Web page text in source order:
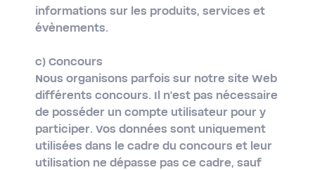
informations sur les produits, services et
évènements.
c) Concours
Nous organisons parfois sur notre site Web
différents concours. Il n'est pas nécessaire
de posséder un compte utilisateur pour y
participer. Vos données sont uniquement
utilisées dans le cadre du concours et leur
utilisation ne dépasse pas ce cadre, sauf